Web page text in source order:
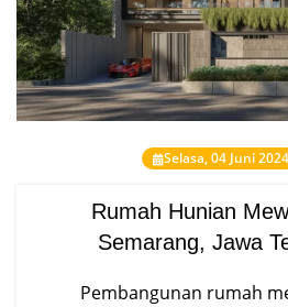
Selasa, 04 Juni 2024
Rumah Hunian
Semarang, Jawa
Pembangunan rumah